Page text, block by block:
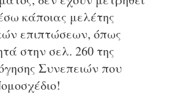
κάποιας μελέτης
επιπτώσεων, όπως
στην σελ. 260 της
Συνεπειών που